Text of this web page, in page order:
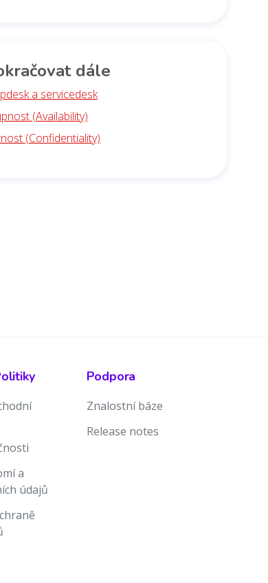
dále
a servicedesk
(Availability)
(Confidentiality)
a
údajů
Podpora
Znalostní báze
Release notes